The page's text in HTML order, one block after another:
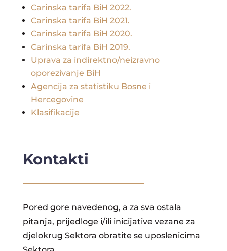
Carinska tarifa BiH 2022.
Carinska tarifa BiH 2021.
Carinska tarifa BiH 2020.
Carinska tarifa BiH 2019.
Uprava za indirektno/neizravno
oporezivanje BiH
Agencija za statistiku Bosne i
Hercegovine
Klasifikacije
Kontakti
Pored gore navedenog, a za sva ostala
pitanja, prijedloge i/ili inicijative vezane za
djelokrug Sektora obratite se uposlenicima